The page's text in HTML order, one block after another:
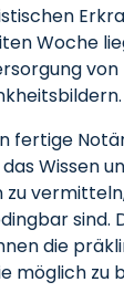
Woche
von
fertige
Wissen
sind.
die
möglich zu